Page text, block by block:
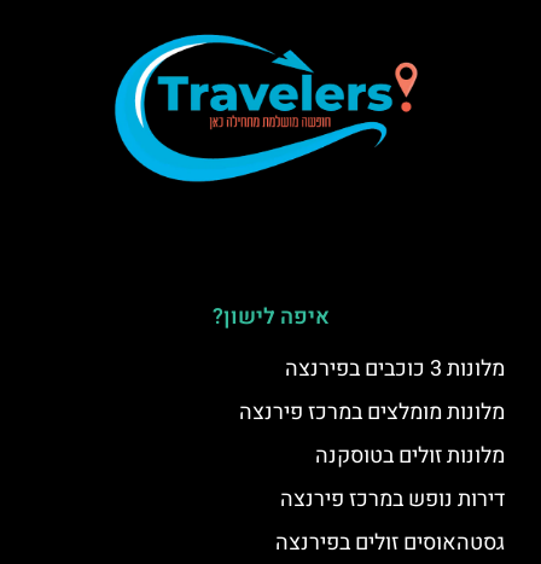
איפה לישון?
מלונות 3 כוכבים בפירנצה
מלונות מומלצים במרכז פירנצה
מלונות זולים בטוסקנה
דירות נופש במרכז פירנצה
גסטהאוסים זולים בפירנצה